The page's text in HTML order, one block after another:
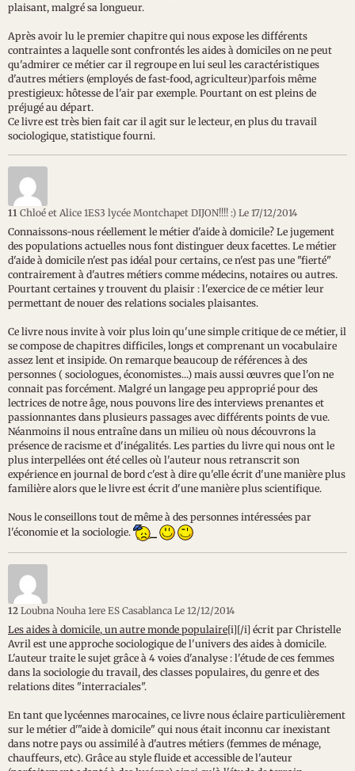
plaisant, malgré sa longueur.
Après avoir lu le premier chapitre qui nous expose les différents
contraintes a laquelle sont confrontés les aides à domiciles on ne peut
qu'admirer ce métier car il regroupe en lui seul les caractéristiques
d'autres métiers (employés de fast-food, agriculteur)parfois même
prestigieux: hôtesse de l'air par exemple. Pourtant on est pleins de
préjugé au départ.
Ce livre est très bien fait car il agit sur le lecteur, en plus du travail
sociologique, statistique fourni.
11 Chloé et Alice 1ES3 lycée Montchapet DIJON!!!! :) Le 17/12/2014
Connaissons-nous réellement le métier d'aide à domicile? Le jugement
des populations actuelles nous font distinguer deux facettes. Le métier
d'aide à domicile n'est pas idéal pour certains, ce n'est pas une "fierté"
contrairement à d'autres métiers comme médecins, notaires ou autres.
Pourtant certaines y trouvent du plaisir : l'exercice de ce métier leur
permettant de nouer des relations sociales plaisantes.
Ce livre nous invite à voir plus loin qu'une simple critique de ce métier, il
se compose de chapitres difficiles, longs et comprenant un vocabulaire
assez lent et insipide. On remarque beaucoup de références à des
personnes ( sociologues, économistes...) mais aussi œuvres que l'on ne
connait pas forcément. Malgré un langage peu approprié pour des
lectrices de notre âge, nous pouvons lire des interviews prenantes et
passionnantes dans plusieurs passages avec différents points de vue.
Néanmoins il nous entraîne dans un milieu où nous découvrons la
présence de racisme et d'inégalités. Les parties du livre qui nous ont le
plus interpellées ont été celles où l'auteur nous retranscrit son
expérience en journal de bord c'est à dire qu'elle écrit d'une manière plus
familière alors que le livre est écrit d'une manière plus scientifique.
Nous le conseillons tout de même à des personnes intéressées par
l'économie et la sociologie.
12 Loubna Nouha 1ere ES Casablanca Le 12/12/2014
Les aides à domicile, un autre monde populaire[i][/i] écrit par Christelle
Avril est une approche sociologique de l'univers des aides à domicile.
L'auteur traite le sujet grâce à 4 voies d'analyse : l'étude de ces femmes
dans la sociologie du travail, des classes populaires, du genre et des
relations dites "interraciales".
En tant que lycéennes marocaines, ce livre nous éclaire particulièrement
sur le métier d'"aide à domicile" qui nous était inconnu car inexistant
dans notre pays ou assimilé à d'autres métiers (femmes de ménage,
chauffeurs, etc). Grâce au style fluide et accessible de l'auteur